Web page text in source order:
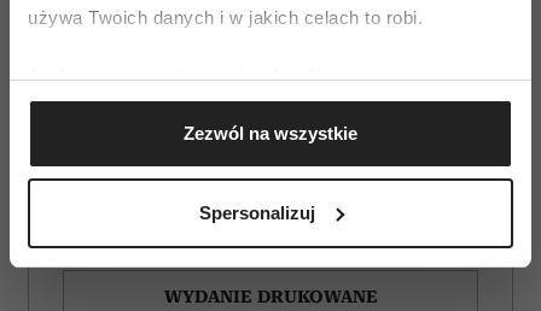
używa Twoich danych i w jakich celach to robi.
Jeśli wyrazisz na to zgodę, chcielibyśmy również:
Gromadzić dane dotyczące Twojej lokalizacji
geograficznej z dokładnością nawet do kilku metrów
Identyfikować Twoje urządzenie, aktywnie
(fingerprinting, czyli wirtualny odcisk palca)
dane są przetwarzane oraz ustaw własne preferencje w
Zezwól na wszystkie
Spersonalizuj
ZAMÓW
WYDANIE DRUKOWANE